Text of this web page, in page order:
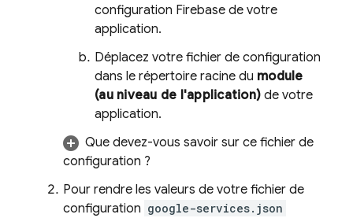
configuration Firebase de votre
application.
Déplacez votre fichier de configuration
dans le répertoire racine du module
(au niveau de l'application) de votre
application.
Que devez-vous savoir sur ce fichier de
configuration ?
Pour rendre les valeurs de votre fichier de
configuration google-services.json